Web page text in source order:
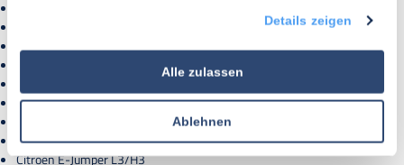
Details zeigen
Alle zulassen
Ablehnen
Opel E-Movano L4/H3
Opel E-Movano L3/H2
Citroën E-Jumper L4/H2
Citroën E-Jumper L3/H3